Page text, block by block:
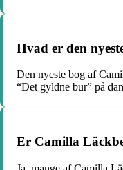
Hvad er den
Den nyeste bog af
“Det gyldne bur” på
Er Camilla